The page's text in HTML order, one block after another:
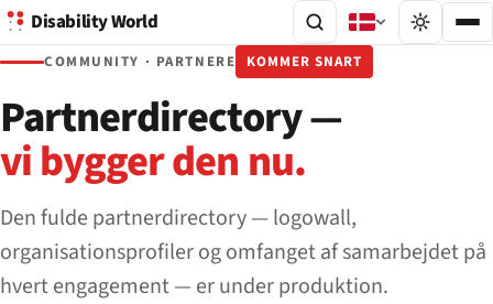
Disability World
COMMUNITY · PARTNERE KOMMER SNART
Partnerdirectory —
vi bygger den nu.
Den fulde partnerdirectory — logowall,
organisationsprofiler og omfanget af samarbejdet på
hvert engagement — er under produktion.